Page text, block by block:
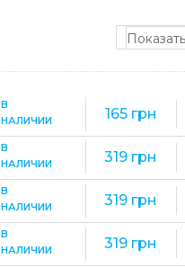
В
НАЛИЧИИ
165 грн
В
НАЛИЧИИ
319 грн
В
НАЛИЧИИ
319 грн
В
НАЛИЧИИ
319 грн